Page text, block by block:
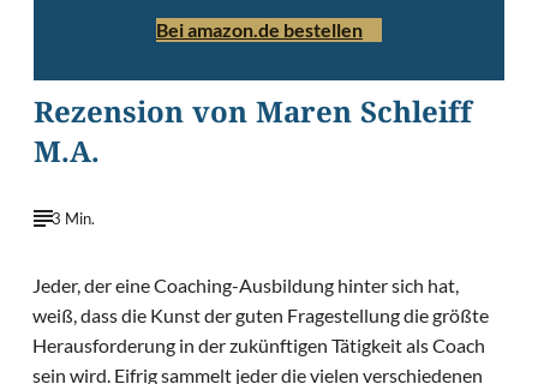
Bei amazon.de bestellen
Rezension von Maren Schleiff
M.A.
3 Min.
Jeder, der eine Coaching-Ausbildung hinter sich hat,
weiß, dass die Kunst der guten Fragestellung die größte
Herausforderung in der zukünftigen Tätigkeit als Coach
sein wird. Eifrig sammelt jeder die vielen verschiedenen